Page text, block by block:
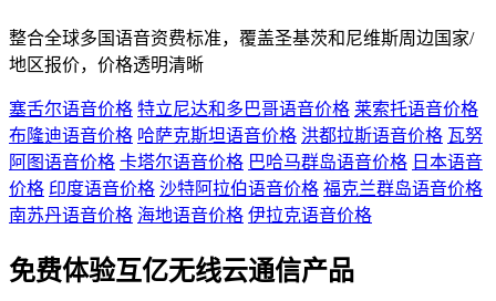
整合全球多国语音资费标准，覆盖圣基茨和尼维斯周边国家/
地区报价，价格透明清晰
塞舌尔语音价格 特立尼达和多巴哥语音价格 莱索托语音价格
布隆迪语音价格 哈萨克斯坦语音价格 洪都拉斯语音价格 瓦努
阿图语音价格 卡塔尔语音价格 巴哈马群岛语音价格 日本语音
价格 印度语音价格 沙特阿拉伯语音价格 福克兰群岛语音价格
南苏丹语音价格 海地语音价格 伊拉克语音价格
免费体验互亿无线云通信产品